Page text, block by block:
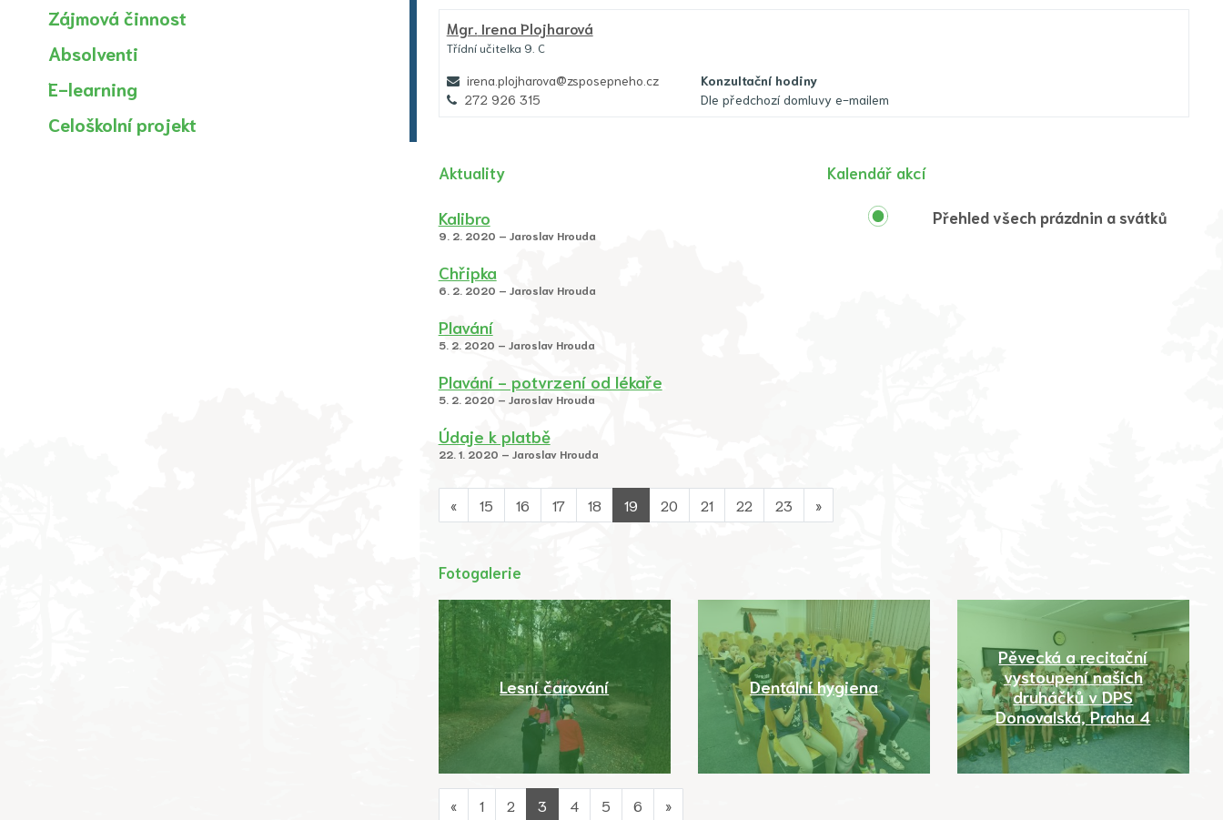
Zájmová činnost
Absolventi
E-learning
Celoškolní projekt
Mgr. Irena Plojharová
Třídní učitelka 9. C
irena.plojharova@zsposepneho.cz
272 926 315
Konzultační hodiny
Dle předchozí domluvy e-mailem
Aktuality
Kalibro
9. 2. 2020 – Jaroslav Hrouda
Chřipka
6. 2. 2020 – Jaroslav Hrouda
Plavání
5. 2. 2020 – Jaroslav Hrouda
Plavání - potvrzení od lékaře
5. 2. 2020 – Jaroslav Hrouda
Údaje k platbě
22. 1. 2020 – Jaroslav Hrouda
« 15 16 17 18 19 20 21 22 23 »
Kalendář akcí
Přehled všech prázdnin a svátků
Fotogalerie
Lesní čarování Dentální hygiena
Pěvecká a recitační
vystoupení našich
druháčků v DPS
Donovalská, Praha 4
« 1 2 3 4 5 6 »